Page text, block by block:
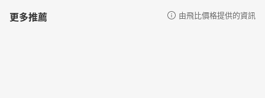
更多推薦 由飛比價格提供的資訊